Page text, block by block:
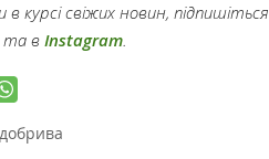
курсі свіжих новин,
та в Instagram.
добрива